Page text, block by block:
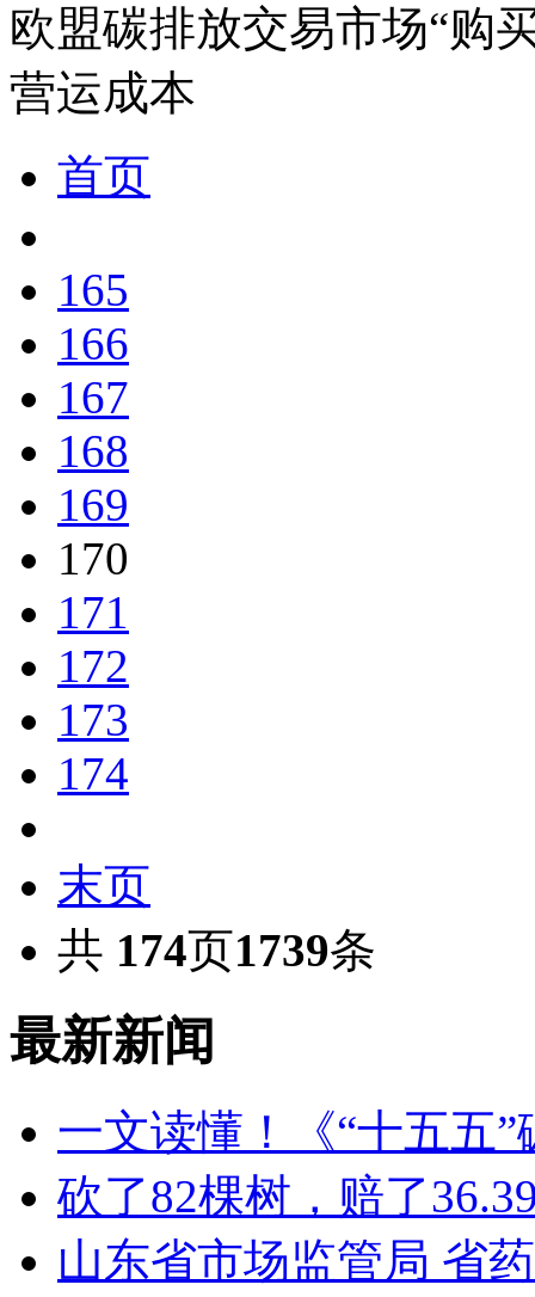
欧盟碳排放交易市场“购
营运成本
首页
165
166
167
168
169
170
171
172
173
174
末页
共 174页1739条
最新新闻
一文读懂！《“十五五
砍了82棵树，赔了
山东省市场监管局 省